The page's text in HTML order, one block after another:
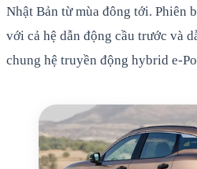
Nhật Bản từ mùa đông tới. Phiên
với cả hệ dẫn động cầu trước và
chung hệ truyền động hybrid e-